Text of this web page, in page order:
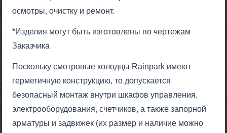
осмотры, очистку и ремонт.
*Изделия могут быть изготовлены по чертежам
Заказчика
Поскольку смотровые колодцы Rainpark имеют
герметичную конструкцию, то допускается
безопасный монтаж внутри шкафов управления,
электрооборудования, счетчиков, а также запорной
арматуры и задвижек (их размер и наличие можно